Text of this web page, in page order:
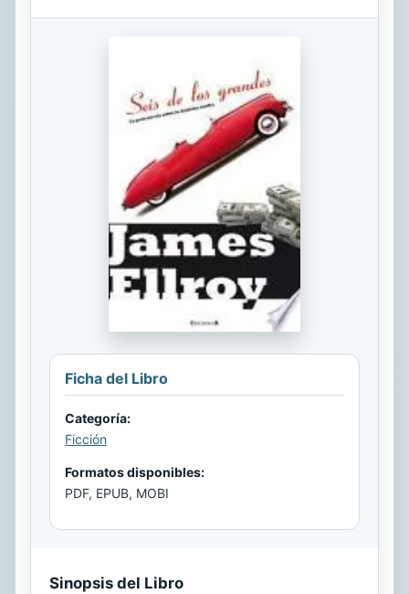
Ficha del Libro
Categoría:
Ficción
Formatos disponibles:
PDF, EPUB, MOBI
Sinopsis del Libro